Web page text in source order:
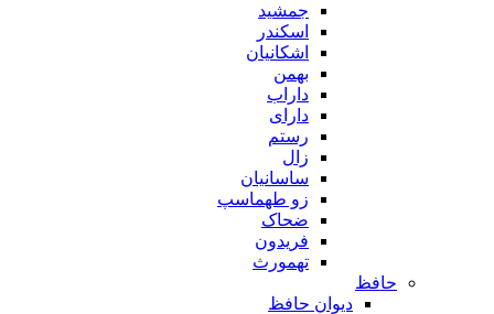
جمشید
اسکندر
اشکانیان
بهمن
داراب
دارای
رستم
زال
ساسانیان
زو طهماسپ‏
ضحاک
فریدون
تهمورث
حافظ
دیوان حافظ